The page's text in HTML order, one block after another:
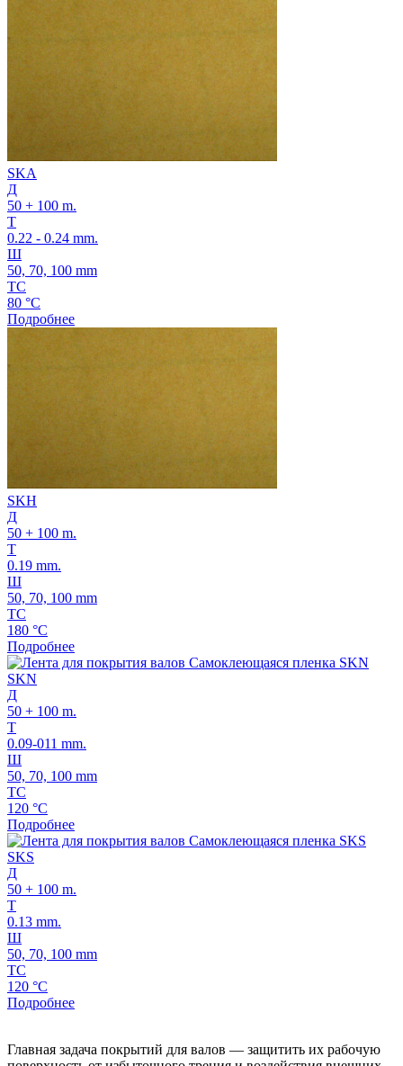
SKA
Д
50 + 100 m.
Т
0.22 - 0.24 mm.
Ш
50, 70, 100 mm
ТС
80 °C
Подробнее
SKH
Д
50 + 100 m.
Т
0.19 mm.
Ш
50, 70, 100 mm
ТС
180 °C
Подробнее
SKN
Д
50 + 100 m.
Т
0.09-011 mm.
Ш
50, 70, 100 mm
ТС
120 °C
Подробнее
SKS
Д
50 + 100 m.
Т
0.13 mm.
Ш
50, 70, 100 mm
ТС
120 °C
Подробнее
Главная задача покрытий для валов — защитить их рабочую